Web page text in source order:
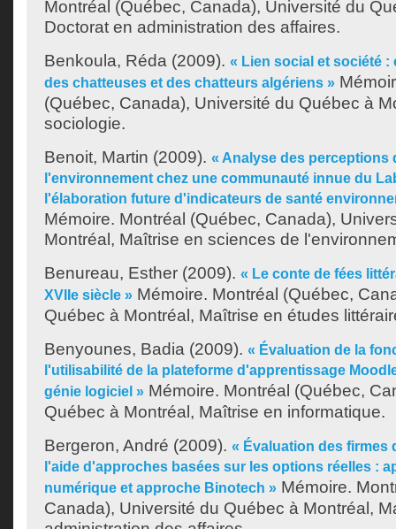
Montréal (Québec, Canada), Université du
Doctorat en administration des affaires.
Benkoula, Réda (2009). « Lien social et société
des chatteuses et des chatteurs algériens »
(Québec, Canada), Université du Québec à
sociologie.
Benoit, Martin (2009). « Analyse des perceptions
l'environnement chez une communauté innue du
l'élaboration future d'indicateurs de santé
Mémoire. Montréal (Québec, Canada),
Montréal, Maîtrise en sciences de
Benureau, Esther (2009). « Le conte de fées
XVIIe siècle » Mémoire. Montréal (Québec,
Québec à Montréal, Maîtrise en études
Benyounes, Badia (2009). « Évaluation de la
l'utilisabilité de la plateforme d'apprentissage
génie logiciel » Mémoire. Montréal (Québec,
Québec à Montréal, Maîtrise en informatique.
Bergeron, André (2009). « Évaluation des firmes
l'aide d'approches basées sur les options réelles :
numérique et approche Binotech » Mémoire.
Canada), Université du Québec à Montréal,